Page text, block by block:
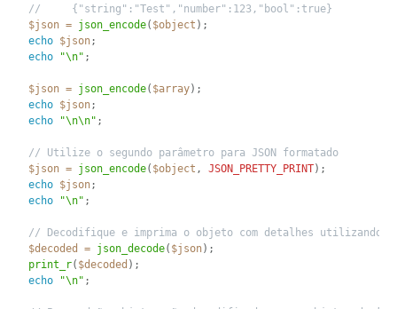
//     {"string":"Test","number":123,"bool":true}
$json = json_encode( $object ) ;
echo $json;
echo
"\n" ;
$json = json_encode( $array) ;
echo $json;
echo
"\n\n" ;
// Utilize o segundo parâmetro para JSON formatado
$json = json_encode( $object , JSON_PRETTY_PRINT) ;
echo $json;
echo
"\n" ;
// Decodifique e imprima o objeto com detalhes
$decoded
= json_decode( $json) ;
print_r( $decoded ) ;
echo
"\n" ;